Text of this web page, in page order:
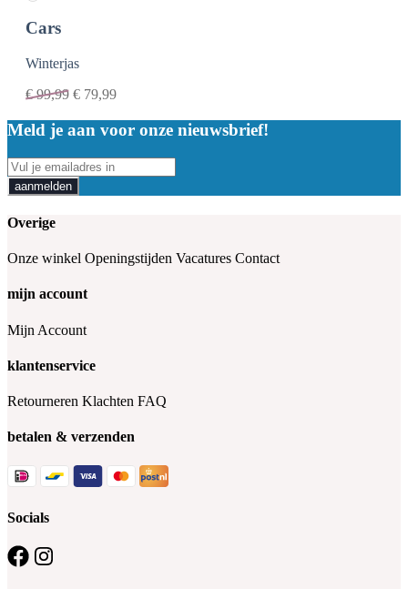
Cars
Winterjas
€99,99 € 79,99
Meld je aan voor onze nieuwsbrief!
aanmelden
Overige
Onze winkel Openingstijden Vacatures Contact
mijn account
Mijn Account
klantenservice
Retourneren Klachten FAQ
betalen & verzenden
Socials